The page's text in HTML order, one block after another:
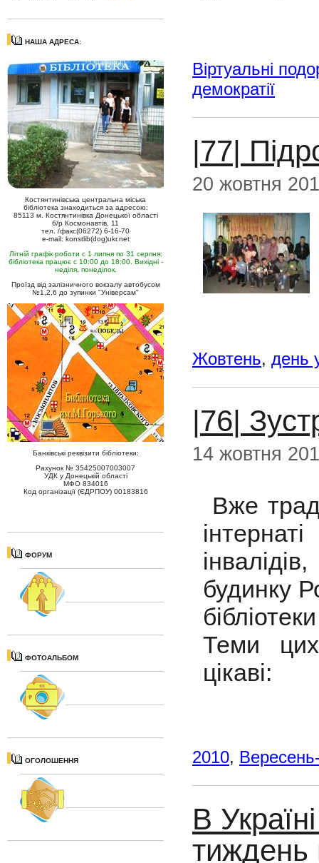
НАША АДРЕСА:
Костянтинівська центральна міська
бібліотека знаходиться за адресою:
85113 м. Костянтинівка Донецької області
б/р Космонавтів, 11
тел. /факс(06272) 6-16-70
e-mail: konstlib(dog)ukr.net
Літній графік роботи с 1 липня по 31 серпня:
бібліотека працює с 10:00 до 18:00. Вихідні -
неділя, понеділок.
Проїзд від залізничного вокзалу автобусом
№1,2,6 до зупинки "Універсам"
Банківські реквізити бібліотеки:
Рахунок № 35425007003007
УДК у Донецькій області
МФО 834016
Код організації (ЄДРПОУ) 00183816
ФОРУМ
ФОТОАЛЬБОМ
ОГОЛОШЕННЯ
Віртуальні
демократії
|77|
20 жовтня
Жовтень, день
|76|
14 жовтня
Вже
будинку
Теми цих
цікаві:
2010,
В
тиждень